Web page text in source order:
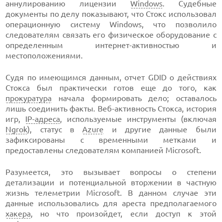
аннулированию лицензии Windows. Судебные
документы по делу показывают, что Стокс использовал
операционную систему Windows, что позволило
следователям связать его физическое оборудование с
определенным интернет-активностью и
местоположениями.
Судя по имеющимся данным, отчет GDID о действиях
Стокса был практически готов еще до того, как
прокуратура начала формировать дело; оставалось
лишь соединить факты. Веб-активность Стокса, история
игр, IP-адреса, используемые инструменты (включая
Ngrok), статус вAzure и другие данные были
зафиксированы с временными метками и
предоставлены следователям компанией Microsoft.
Разумеется, это вызывает вопросы о степени
детализации и потенциальной вторжении в частную
жизнь телеметрии Microsoft. В данном случае эти
данные использовались для ареста предполагаемого
хакера, но что произойдет, если доступ к этой